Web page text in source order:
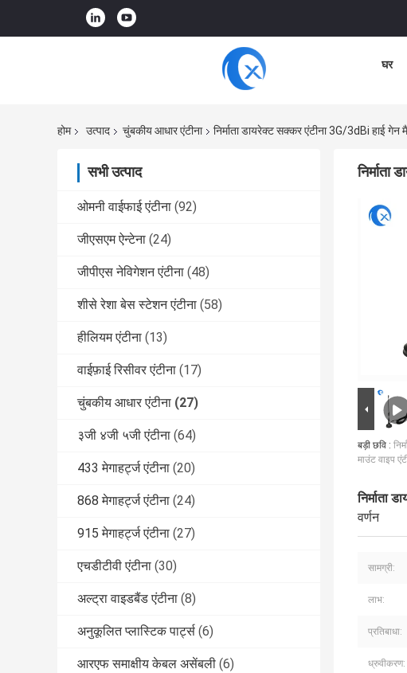
घर
होम उत्पाद चुंबकीय आधार एंटीना निर्माता डायरेक्ट सक्कर एंटीना 3G/3dBi हाई गेन
सभी उत्पाद
ओमनी वाईफाई एंटीना (92)
जीएसएम ऐन्टेना (24)
जीपीएस नेविगेशन एंटीना (48)
शीसे रेशा बेस स्टेशन एंटीना (58)
हीलियम एंटीना (13)
वाईफ़ाई रिसीवर एंटीना (17)
चुंबकीय आधार एंटीना (27)
३जी ४जी ५जी एंटीना (64)
433 मेगाहर्ट्ज एंटीना (20)
868 मेगाहर्ट्ज एंटीना (24)
915 मेगाहर्ट्ज एंटीना (27)
एचडीटीवी एंटीना (30)
अल्ट्रा वाइडबैंड एंटीना (8)
अनुकूलित प्लास्टिक पार्ट्स (6)
आरएफ समाक्षीय केबल असेंबली (6)
निर्माता
बड़ी छवि :
माउंट वाइप
निर्माता
वर्णन
सामग्री:
लाभ:
प्रतिबाधा:
ध्रुवीकरण: